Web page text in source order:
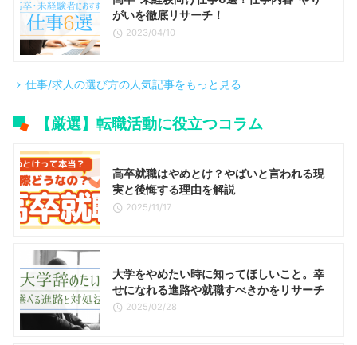
がいを徹底リサーチ！
2023/04/10
仕事/求人の選び方の人気記事をもっと見る
【厳選】転職活動に役立つコラム
高卒就職はやめとけ？やばいと言われる現
実と後悔する理由を解説
2025/11/17
大学をやめたい時に知ってほしいこと。幸
せになれる進路や就職すべきかをリサーチ
2025/02/28